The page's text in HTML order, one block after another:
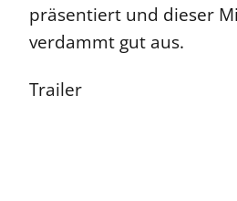
präsentiert und dieser
verdammt gut aus.
Trailer